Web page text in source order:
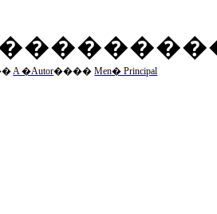
A �Autor����Men� Principal